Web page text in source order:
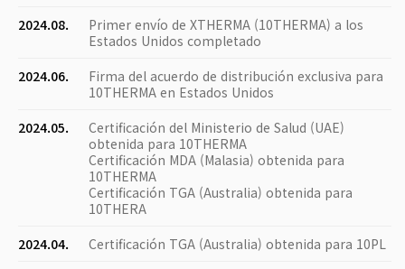
2024.08.
Primer envío de XTHERMA (10THERMA) a los
Estados Unidos completado
2024.06.
Firma del acuerdo de distribución exclusiva para
10THERMA en Estados Unidos
2024.05.
Certificación del Ministerio de Salud (UAE)
obtenida para 10THERMA
Certificación MDA (Malasia) obtenida para
10THERMA
Certificación TGA (Australia) obtenida para
10THERA
2024.04.
Certificación TGA (Australia) obtenida para 10PL